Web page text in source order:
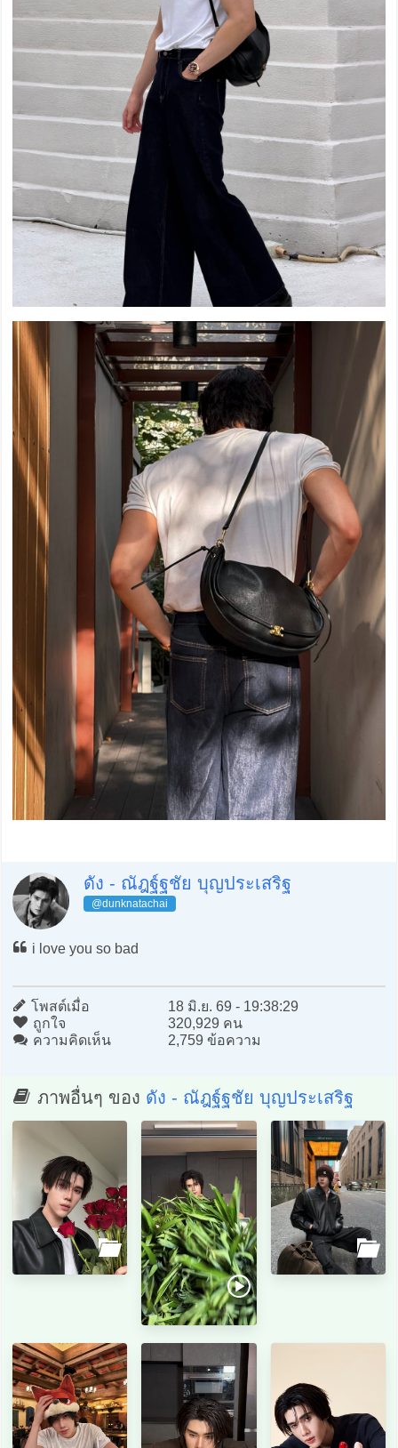
ดัง - ณัฎฐ์ฐชัย บุญประเสริฐ
@dunknatachai
i love you so bad
โพสต์เมื่อ
18 มิ.ย. 69 - 19:38:29
ถูกใจ
320,929 คน
ความคิดเห็น
2,759 ข้อความ
ภาพอื่นๆ ของ ดัง - ณัฎฐ์ฐชัย บุญประเสริฐ